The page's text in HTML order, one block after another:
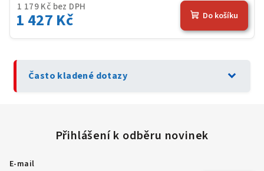
1 179 Kč bez DPH
1 427 Kč Do košíku
Často kladené dotazy expand_more
E-mail